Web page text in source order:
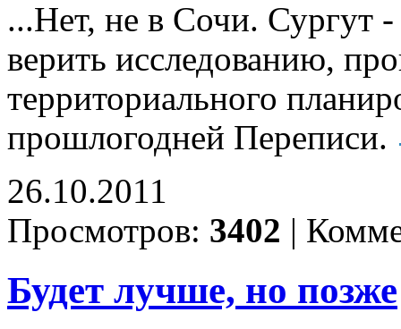
...Нет, не в Сочи. Сургут -
верить исследованию,
территориального
прошлогодней Переписи.
26.10.2011
Просмотров: 3402 |
Будет лучше, но позже